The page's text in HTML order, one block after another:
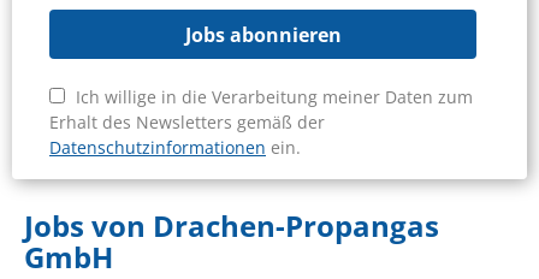
Jobs abonnieren
Ich willige in die Verarbeitung meiner Daten zum
Erhalt des Newsletters gemäß der
Datenschutzinformationen ein.
Jobs von Drachen-Propangas
GmbH